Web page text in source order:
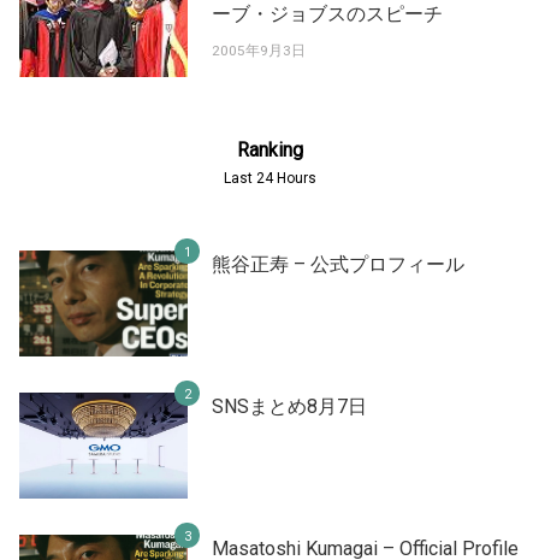
ーブ・ジョブスのスピーチ
2005年9月3日
Ranking
Last 24 Hours
熊谷正寿 – 公式プロフィール
SNSまとめ8月7日
Masatoshi Kumagai – Official Profile